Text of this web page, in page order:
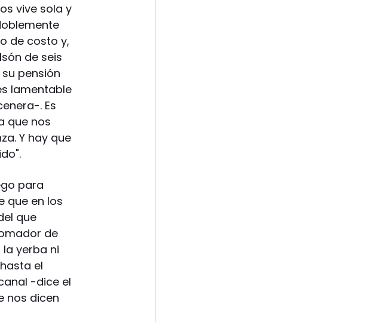
vive sola y
de costo y,
de seis
pensión
lamentable
. Es
que nos
Y hay que
para
que en los
que
de
yerba ni
el
-dice el
nos dicen